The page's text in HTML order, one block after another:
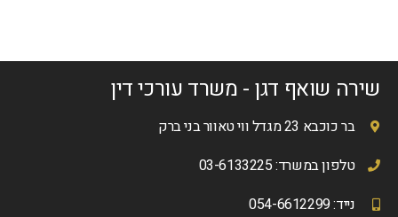
שירה שואף דגן - משרד עורכי דין
בר כוכבא 23 מגדל ווי טאוור בני ברק
טלפון במשרד: 03-6133225
נייד: 054-6612299